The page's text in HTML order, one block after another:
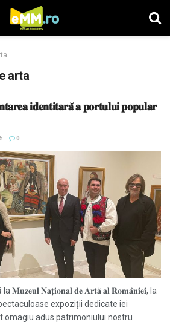
arta
𝐢𝐝𝐞𝐧𝐭𝐢𝐭𝐚𝐫𝐚̆ 𝐚 𝐩𝐨𝐫𝐭𝐮𝐥𝐮𝐢 𝐩𝐨𝐩𝐮𝐥𝐚𝐫
0
𝐌𝐮𝐳𝐞𝐮𝐥 𝐍𝐚𝐭̦𝐢𝐨𝐧𝐚𝐥 𝐝𝐞 𝐀𝐫𝐭𝐚̆ 𝐚𝐥 𝐑𝐨𝐦𝐚̂𝐧𝐢𝐞𝐢, la
expoziții dedicate iei
omagiu adus patrimoniului nostru